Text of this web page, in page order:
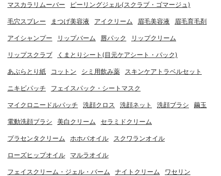
マスカラリムーバー ピーリングジェル(スクラブ・ゴマージュ)
毛穴スプレー まつげ美容液 アイクリーム 眉毛美容液 眉毛育毛剤
アイシャンプー リップバーム 唇パック リップクリーム
リップスクラブ くまとりシート(目元ケアシート・パック)
あぶらとり紙 コットン シミ用飲み薬 スキンケアトラベルセット
ニキビパッチ フェイスパック・シートマスク
マイクロニードルパッチ 洗顔クロス 洗顔ネット 洗顔ブラシ 繭玉
電動洗顔ブラシ 美白クリーム セラミドクリーム
プラセンタクリーム ホホバオイル スクワランオイル
ローズヒップオイル マルラオイル
フェイスクリーム・ジェル・バーム ナイトクリーム ワセリン